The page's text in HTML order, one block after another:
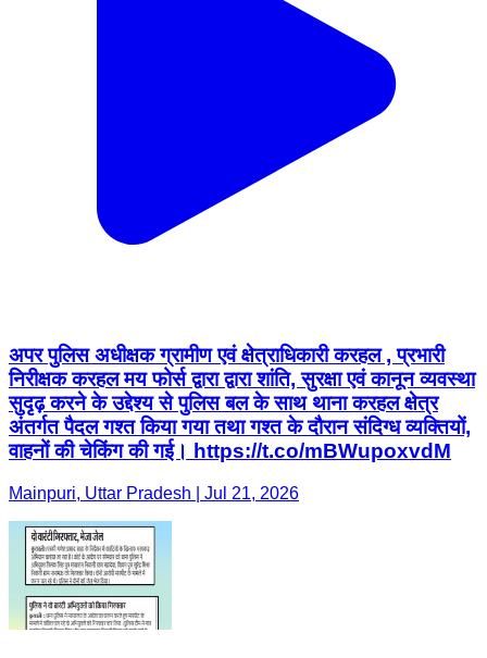
अपर पुलिस अधीक्षक ग्रामीण एवं क्षेत्राधिकारी करहल , प्रभारी
निरीक्षक करहल मय फोर्स द्वारा द्वारा शांति, सुरक्षा एवं कानून व्यवस्था
सुदृढ़ करने के उद्देश्य से पुलिस बल के साथ थाना करहल क्षेत्र
अंतर्गत पैदल गश्त किया गया तथा गश्त के दौरान संदिग्ध व्यक्तियों,
वाहनों की चेकिंग की गई। https://t.co/mBWupoxvdM
Mainpuri, Uttar Pradesh | Jul 21, 2026